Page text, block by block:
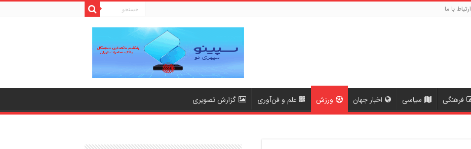
ارتباط با ما
فرهنگی سیاسی اخبار جهان ورزش علم و فن‌آوری گزارش تصویری